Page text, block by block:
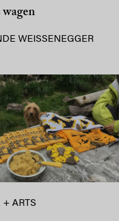
WEISSENEGGER
+ ARTS